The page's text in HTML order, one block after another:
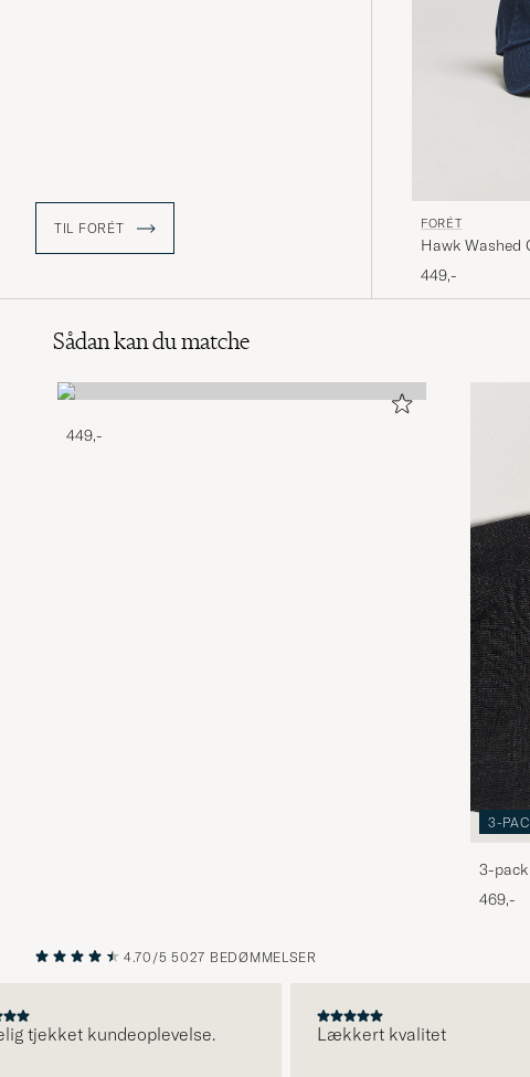
TIL FORÉT FORÉT
Hawk Washed
449,-
Sådan kan du matche
449,-
3-
3-
469,-
FORRIGE NÆSTE
4.70/5 5027 BEDØMMELSER
kundeoplevelse. Lækkert kvalitet